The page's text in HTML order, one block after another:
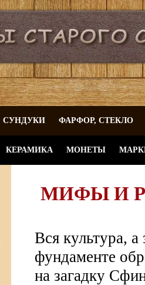
СУНДУКИ ФАРФОР, СТЕКЛО
КЕРАМИКА МОНЕТЫ
МИФЫ И
Вся культура,
фундаменте
на загадку